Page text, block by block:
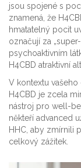
jsou spojené s
znamená, že
hmatatelný pocit
označují za
psychoaktivním
H4CBD atraktivní
V kontextu vašeho
H4CBD je zcela
nástroj pro well-
někteří advanced
HHC, aby zmírnili
celkový zážitek.